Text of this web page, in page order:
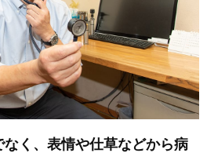
く、表情や仕草などから病